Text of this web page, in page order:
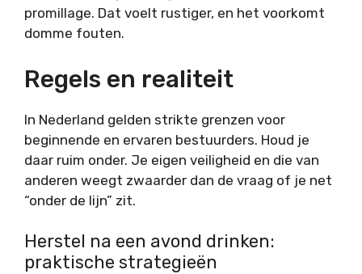
promillage. Dat voelt rustiger, en het voorkomt
domme fouten.
Regels en realiteit
In Nederland gelden strikte grenzen voor
beginnende en ervaren bestuurders. Houd je
daar ruim onder. Je eigen veiligheid en die van
anderen weegt zwaarder dan de vraag of je net
“onder de lijn” zit.
Herstel na een avond drinken:
praktische strategieën